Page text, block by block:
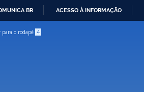
BR ACESSO À INFORMAÇÃO
para o rodapé 4